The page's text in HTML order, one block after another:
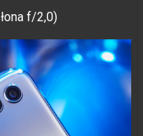
f/2,0)